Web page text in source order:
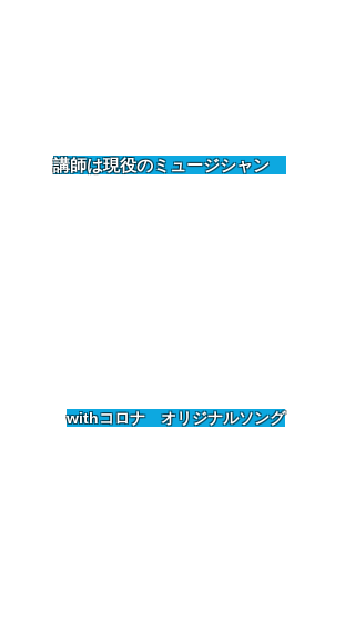
​講師は現役のミュージシャン
​withコロナ オリジナルソング